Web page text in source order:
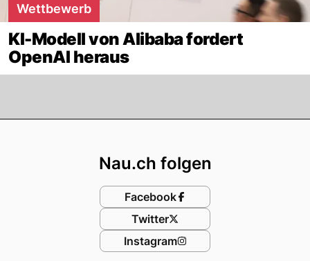
Wettbewerb
KI-Modell von Alibaba fordert
OpenAI heraus
Nau.ch folgen
Facebook
Twitter
Instagram